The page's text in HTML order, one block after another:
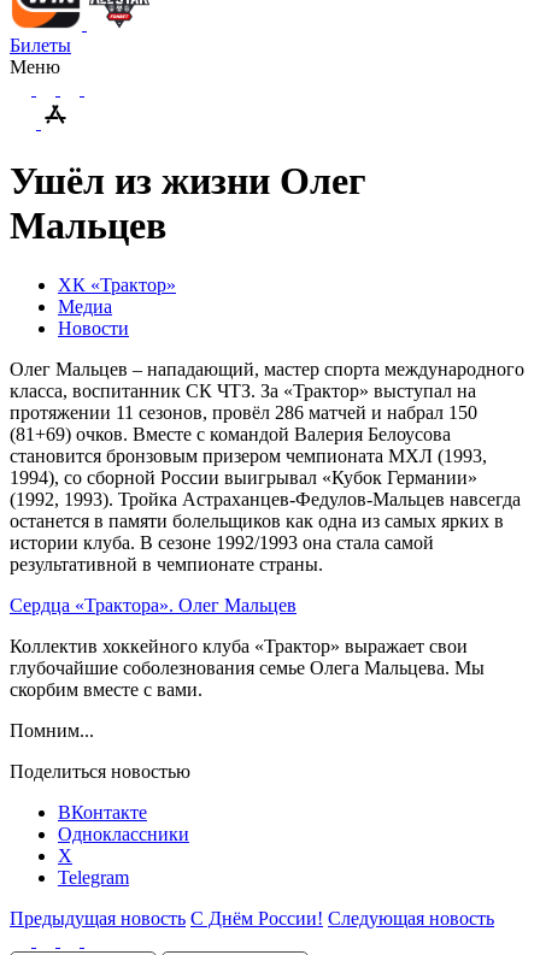
Билеты
Меню
Ушёл из жизни Олег
Мальцев
ХК «Трактор»
Медиа
Новости
Олег Мальцев – нападающий, мастер спорта международного
класса, воспитанник СК ЧТЗ. За «Трактор» выступал на
протяжении 11 сезонов, провёл 286 матчей и набрал 150
(81+69) очков. Вместе с командой Валерия Белоусова
становится бронзовым призером чемпионата МХЛ (1993,
1994), со сборной России выигрывал «Кубок Германии»
(1992, 1993). Тройка Астраханцев-Федулов-Мальцев навсегда
останется в памяти болельщиков как одна из самых ярких в
истории клуба. В сезоне 1992/1993 она стала самой
результативной в чемпионате страны.
Сердца «Трактора». Олег Мальцев
Коллектив хоккейного клуба «Трактор» выражает свои
глубочайшие соболезнования семье Олега Мальцева. Мы
скорбим вместе с вами.
Помним...
Поделиться новостью
ВКонтакте
Одноклассники
X
Telegram
Предыдущая новость С Днём России! Следующая новость